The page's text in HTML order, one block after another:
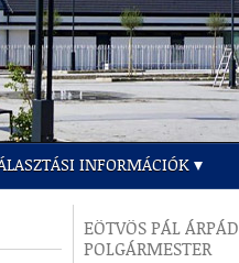
INFORMÁCIÓK
EÖTVÖS PÁL ÁRPÁD
POLGÁRMESTER